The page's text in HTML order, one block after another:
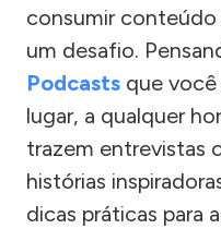
consumir
um desafio.
Podcasts que
lugar, a qualquer
trazem entrevistas
histórias
dicas práticas para